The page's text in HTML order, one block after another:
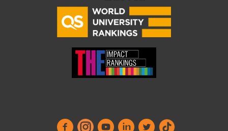
Pētniecības pakalpojumi
Pētniecības projekti
Zinātnieku brokastis
Vertikāli integrētie projekti